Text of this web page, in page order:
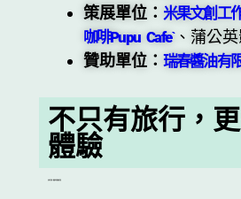
策展單位： 米果文創工
咖啡Pupu Cafeˋ、蒲公
贊助單位： 瑞春醬油有
不只有旅行，
體驗